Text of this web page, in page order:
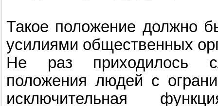
Такое положение должно
усилиями общественных
Не раз приходилось
положения людей с
исключительная